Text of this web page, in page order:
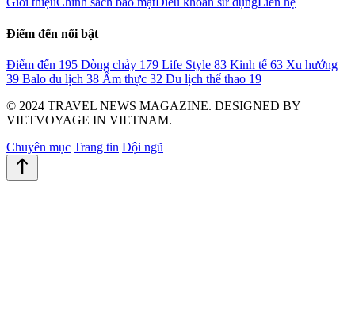
Điểm đến nổi bật
Điểm đến 195 Dòng chảy 179 Life Style 83 Kinh tế 63 Xu hướng
39 Balo du lịch 38 Ẩm thực 32 Du lịch thể thao 19
© 2024 TRAVEL NEWS MAGAZINE. DESIGNED BY
VIETVOYAGE IN VIETNAM.
Chuyên mục Trang tin Đội ngũ
north